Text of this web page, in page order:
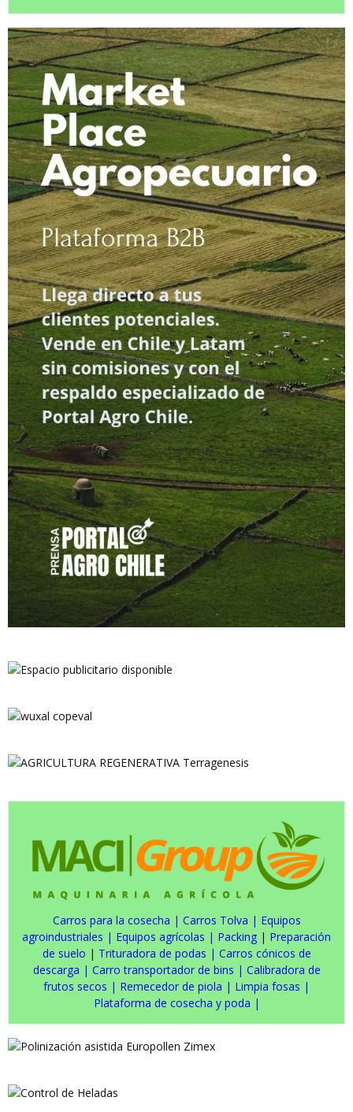
Carros para la cosecha | Carros Tolva | Equipos
agroindustriales | Equipos agrícolas | Packing | Preparación
de suelo | Trituradora de podas | Carros cónicos de
descarga | Carro transportador de bins | Calibradora de
frutos secos | Remecedor de piola | Limpia fosas |
Plataforma de cosecha y poda |